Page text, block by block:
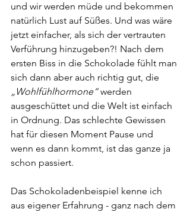
und wir werden müde und bekommen
natürlich Lust auf Süßes. Und was wäre
jetzt einfacher, als sich der vertrauten
Verführung hinzugeben?! Nach dem
ersten Biss in die Schokolade fühlt man
sich dann aber auch richtig gut, die
„Wohlfühlhormone“ werden
ausgeschüttet und die Welt ist einfach
in Ordnung. Das schlechte Gewissen
hat für diesen Moment Pause und
wenn es dann kommt, ist das ganze ja
schon passiert.
Das Schokoladenbeispiel kenne ich
aus eigener Erfahrung - ganz nach dem